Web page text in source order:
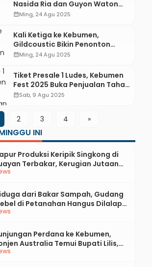
Nasida Ria dan Guyon Waton
Hibur Penonton
calendar_monthMing, 24 Agu 2025
Kali Ketiga ke Kebumen,
Gildcoustic Bikin Penonton
Histeris di Alun-alun Pancasila
calendar_monthMing, 24 Agu 2025
Tiket Presale 1 Ludes, Kebumen
Fest 2025 Buka Penjualan Tahap
Kedua
calendar_monthSab, 9 Agu 2025
2 3 4 »
INI
Produksi Keripik Singkong di
Terbakar, Kerugian Jutaan
dari Bakar Sampah, Gudang
di Petanahan Hangus Dilalap
Perdana ke Kebumen,
Australia Temui Bupati Lilis,
yang Dibahas